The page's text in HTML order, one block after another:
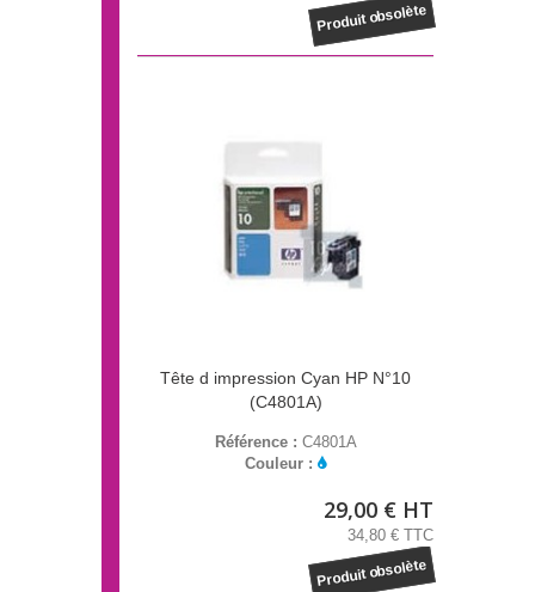
Produit obsolète
Tête d impression Cyan HP N°10
(C4801A)
Référence : C4801A
Couleur :
29,00 € HT
34,80 € TTC
Produit obsolète